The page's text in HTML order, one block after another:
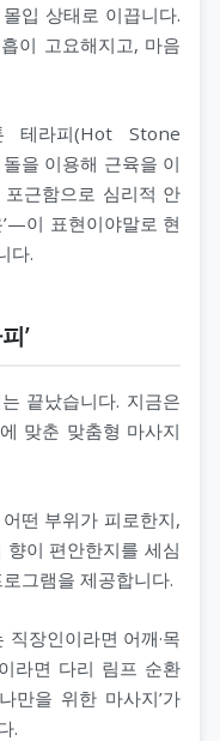
입 상태로 이끕니다.
이 고요해지고, 마음
테라피(Hot Stone
을 이용해 근육을 이
근함으로 심리적 안
이 표현이야말로 현
다.
’
끝났습니다. 지금은
맞춘 맞춤형 마사지
떤 부위가 피로한지,
이 편안한지를 세심
그램을 제공합니다.
장인이라면 어깨·목
라면 다리 림프 순환
만을 위한 마사지’가
.